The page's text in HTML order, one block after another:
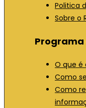
Politica
Sobre o
O que é
Como
Como